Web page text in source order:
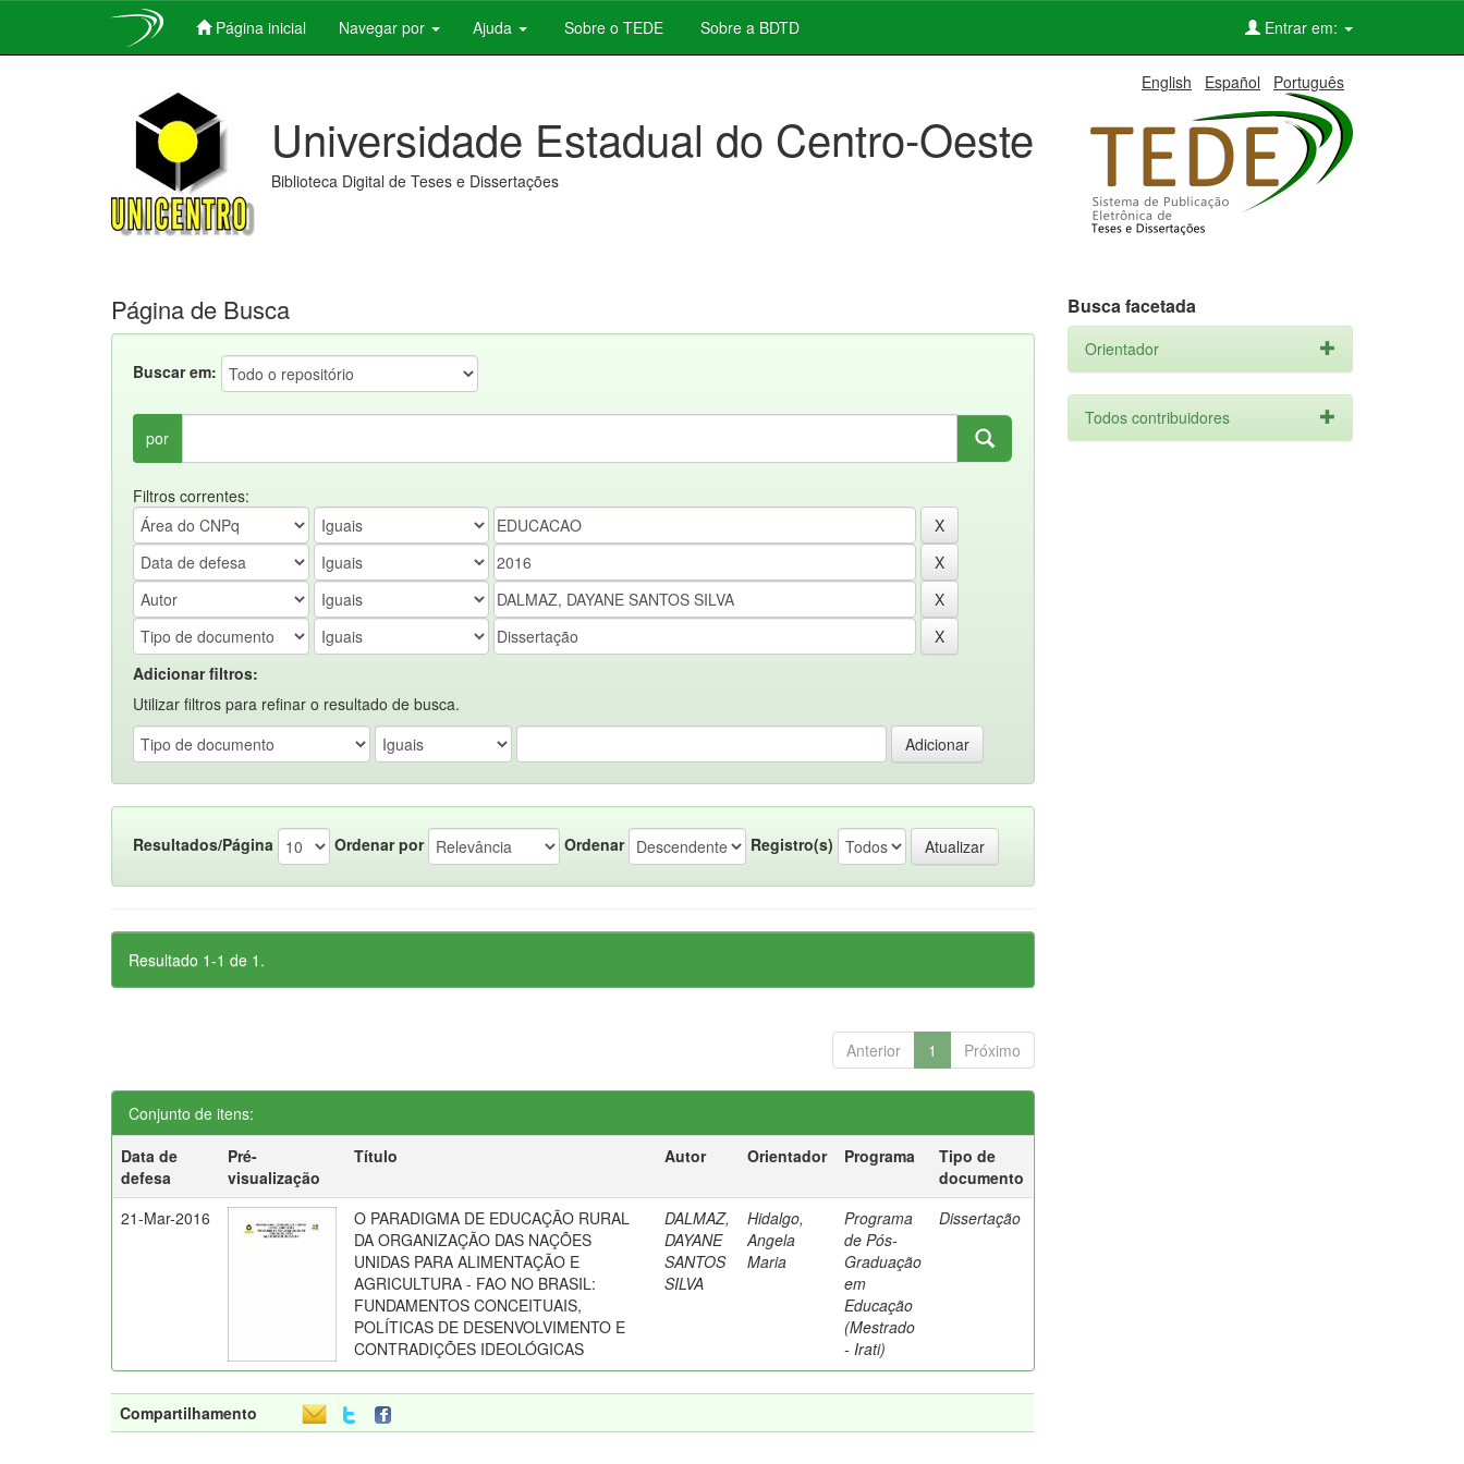
Página inicial Navegar por Ajuda Sobre o TEDE Sobre a BDTD Entrar em:
English Español Português
Universidade Estadual do Centro-Oeste
Biblioteca Digital de Teses e Dissertações
Página de Busca
Buscar em:
por
Filtros correntes:
Adicionar filtros:
Utilizar filtros para refinar o resultado de busca.
Resultados/Página Ordenar por Ordenar Registro(s)
Resultado 1-1 de 1.
Anterior 1 Próximo
Conjunto de itens:
Data de
defesa
Pré-
visualização
Título Autor Orientador Programa
Tipo de
documento
21-Mar-2016
O PARADIGMA DE EDUCAÇÃO RURAL
DA ORGANIZAÇÃO DAS NAÇÕES
UNIDAS PARA ALIMENTAÇÃO E
AGRICULTURA - FAO NO BRASIL:
FUNDAMENTOS CONCEITUAIS,
POLÍTICAS DE DESENVOLVIMENTO E
CONTRADIÇÕES IDEOLÓGICAS
DALMAZ,
DAYANE
SANTOS
SILVA
Hidalgo,
Angela
Maria
Programa
de Pós-
Graduação
em
Educação
(Mestrado
- Irati)
Dissertação
Compartilhamento
Busca facetada
Orientador
Todos contribuidores